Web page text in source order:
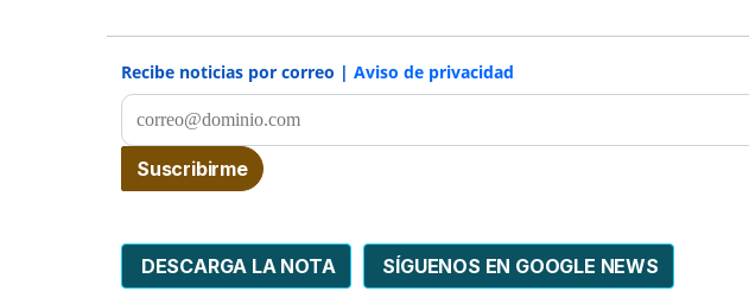
Recibe noticias por correo | Aviso de privacidad
DESCARGA LA NOTA SÍGUENOS EN GOOGLE NEWS